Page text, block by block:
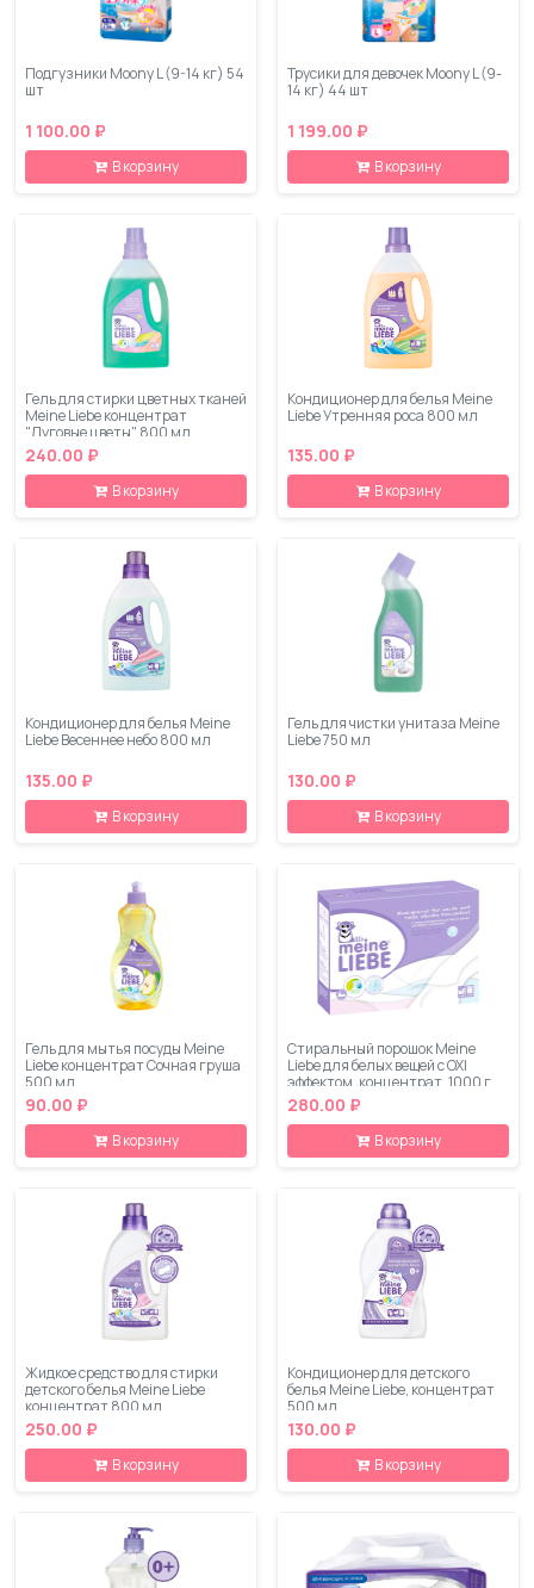
Подгузники Moony L (9-14 кг) 54
шт
1 100.00 ₽
В корзину
Трусики для девочек Moony L (9-
14 кг) 44 шт
1 199.00 ₽
В корзину
Гель для стирки цветных тканей
Meine Liebe концентрат
"Луговые цветы" 800 мл
240.00 ₽
В корзину
Кондиционер для белья Meine
Liebe Утренняя роса 800 мл
135.00 ₽
В корзину
Кондиционер для белья Meine
Liebe Весеннее небо 800 мл
135.00 ₽
В корзину
Гель для чистки унитаза Meine
Liebe 750 мл
130.00 ₽
В корзину
Гель для мытья посуды Meine
Liebe концентрат Сочная груша
500 мл
90.00 ₽
В корзину
Стиральный порошок Meine
Liebe для белых вещей с OXI
эффектом, концентрат, 1000 г
280.00 ₽
В корзину
Жидкое средство для стирки
детского белья Meine Liebe
концентрат 800 мл
250.00 ₽
В корзину
Кондиционер для детского
белья Meine Liebe, концентрат
500 мл
130.00 ₽
В корзину